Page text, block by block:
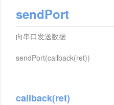
sendPort
向串口发送数据
sendPort(callback(ret))
callback(ret)